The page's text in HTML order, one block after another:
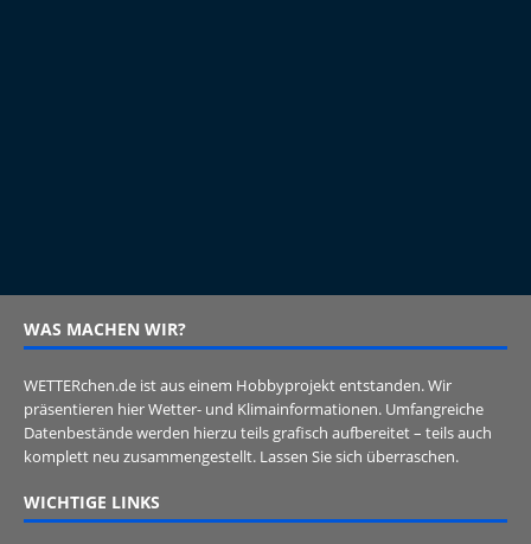
WAS MACHEN WIR?
WETTERchen.de ist aus einem Hobbyprojekt entstanden. Wir
präsentieren hier Wetter- und Klimainformationen. Umfangreiche
Datenbestände werden hierzu teils grafisch aufbereitet – teils auch
komplett neu zusammengestellt. Lassen Sie sich überraschen.
WICHTIGE LINKS